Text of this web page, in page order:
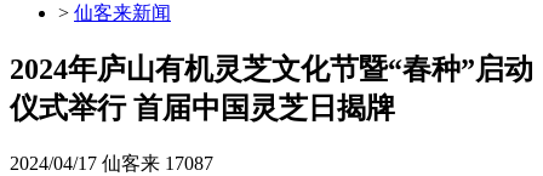
> 仙客来新闻
2024年庐山有机灵芝文化节暨“春种”启动
仪式举行 首届中国灵芝日揭牌
2024/04/17 仙客来 17087